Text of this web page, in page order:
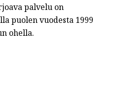
palvelu on
puolen vuodesta 1999
ohella.